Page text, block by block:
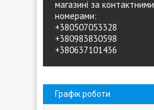
магазині за контактними
номерами:
+380507053328
+380983830598
+380637101436
Графік роботи